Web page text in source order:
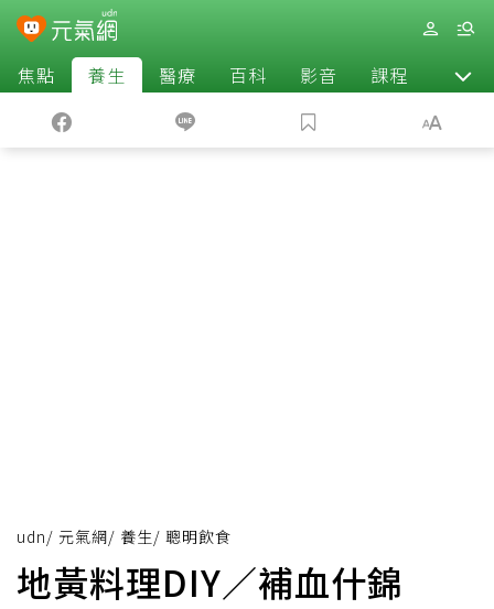
焦點 養生 醫療 百科 影音 課程 退休
udn/ 元氣網/ 養生/ 聰明飲食
地黃料理DIY／補血什錦